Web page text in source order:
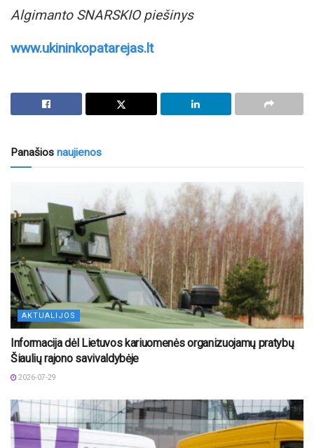
Algimanto SNARSKIO piešinys
www.ukininkopatarejas.lt
Panašios naujienos
AKTUALIJOS
Informacija dėl Lietuvos kariuomenės organizuojamų pratybų
Šiaulių rajono savivaldybėje
2026-07-29